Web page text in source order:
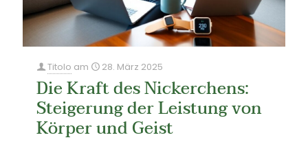
Titolo am 28. März 2025
Die Kraft des Nickerchens:
Steigerung der Leistung von
Körper und Geist